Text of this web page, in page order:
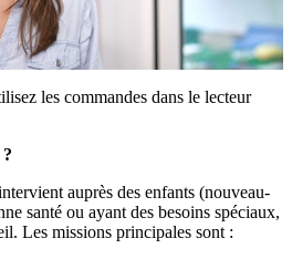
les commandes dans le lecteur
auprès des enfants (nouveau-
santé ou ayant des besoins spéciaux,
Les missions principales sont :